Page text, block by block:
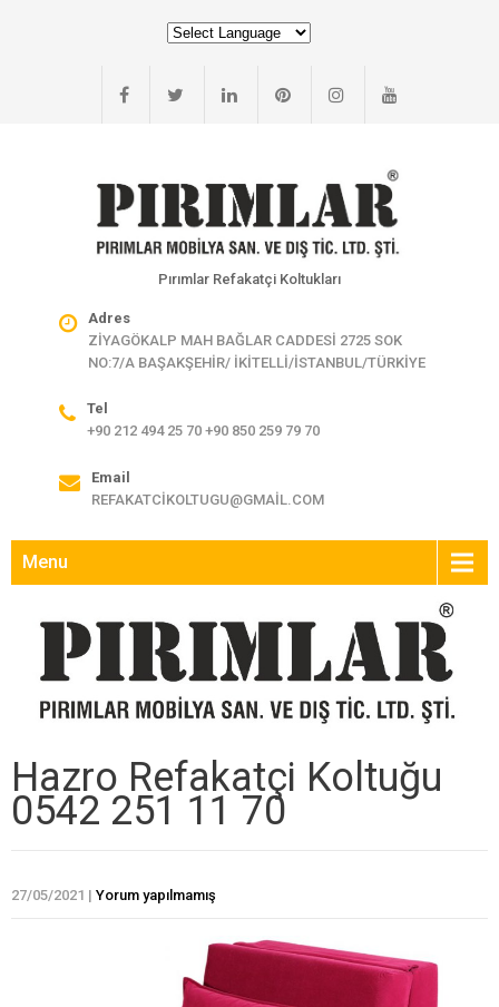
Pırımlar Refakatçi Koltukları
Adres
ZİYAGÖKALP MAH BAĞLAR CADDESİ 2725 SOK
NO:7/A BAŞAKŞEHİR/ İKİTELLİ/İSTANBUL/TÜRKİYE
Tel
+90 212 494 25 70 +90 850 259 79 70
Email
REFAKATCIKOLTUGU@GMAIL.COM
Menu
Hazro Refakatçi Koltuğu
0542 251 11 70
27/05/2021 | Yorum yapılmamış